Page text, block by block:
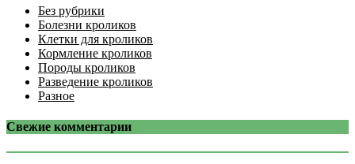
Без рубрики
Болезни кроликов
Клетки для кроликов
Кормление кроликов
Породы кроликов
Разведение кроликов
Разное
Свежие комментарии